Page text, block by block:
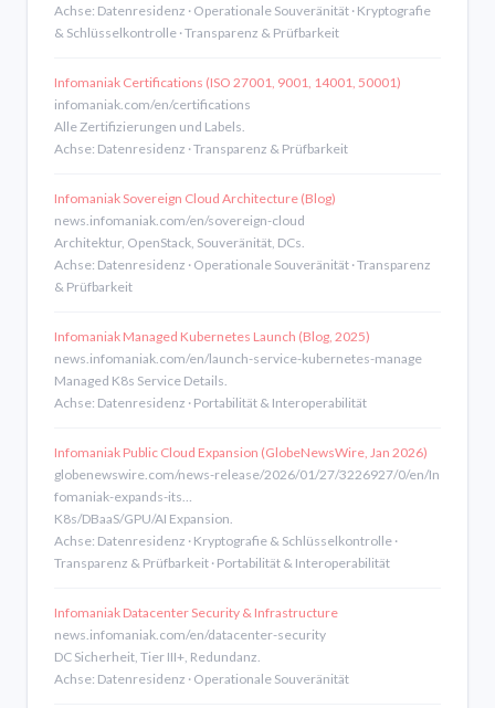
Achse: Datenresidenz · Operationale Souveränität · Kryptografie
& Schlüsselkontrolle · Transparenz & Prüfbarkeit
Infomaniak Certifications (ISO 27001, 9001, 14001, 50001)
infomaniak.com/en/certifications
Alle Zertifizierungen und Labels.
Achse: Datenresidenz · Transparenz & Prüfbarkeit
Infomaniak Sovereign Cloud Architecture (Blog)
news.infomaniak.com/en/sovereign-cloud
Architektur, OpenStack, Souveränität, DCs.
Achse: Datenresidenz · Operationale Souveränität · Transparenz
& Prüfbarkeit
Infomaniak Managed Kubernetes Launch (Blog, 2025)
news.infomaniak.com/en/launch-service-kubernetes-manage
Managed K8s Service Details.
Achse: Datenresidenz · Portabilität & Interoperabilität
Infomaniak Public Cloud Expansion (GlobeNewsWire, Jan 2026)
globenewswire.com/news-release/2026/01/27/3226927/0/en/In
fomaniak-expands-its…
K8s/DBaaS/GPU/AI Expansion.
Achse: Datenresidenz · Kryptografie & Schlüsselkontrolle ·
Transparenz & Prüfbarkeit · Portabilität & Interoperabilität
Infomaniak Datacenter Security & Infrastructure
news.infomaniak.com/en/datacenter-security
DC Sicherheit, Tier III+, Redundanz.
Achse: Datenresidenz · Operationale Souveränität